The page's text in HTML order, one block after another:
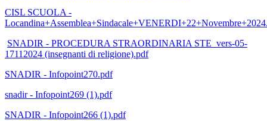
CISL SCUOLA -
SNADIR - PROCEDURA STRAORDINARIA STE_vers-05-
17112024 (insegnanti di religione).pdf
SNADIR - Infopoint270.pdf
snadir - Infopoint269 (1).pdf
SNADIR - Infopoint266 (1).pdf